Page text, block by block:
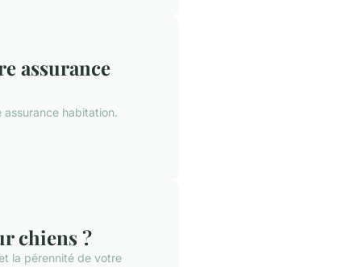
assurance
habitation.
chiens ?
la pérennité de votre